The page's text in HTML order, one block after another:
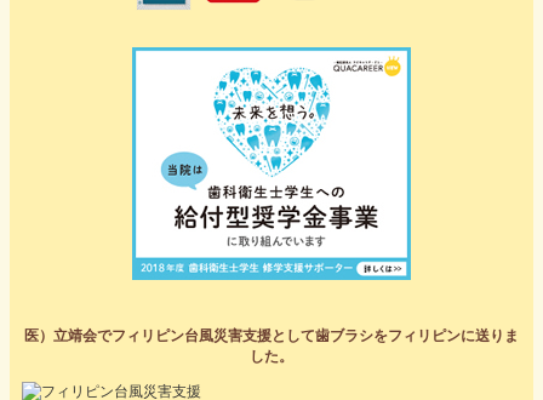
医）立靖会でフィリピン台風災害支援として歯ブラシをフィリピンに送りま
した。